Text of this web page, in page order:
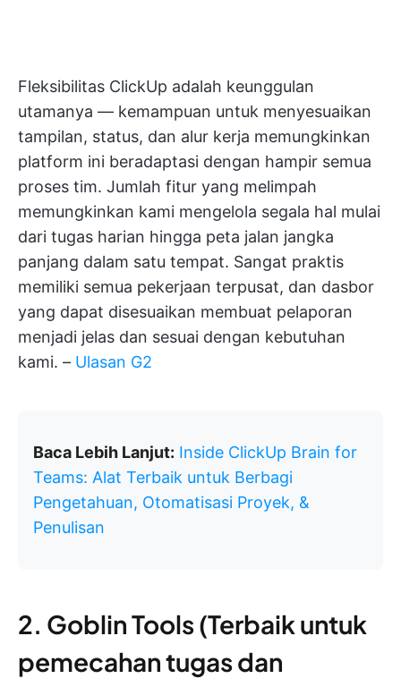
Fleksibilitas ClickUp adalah keunggulan
utamanya — kemampuan untuk menyesuaikan
tampilan, status, dan alur kerja memungkinkan
platform ini beradaptasi dengan hampir semua
proses tim. Jumlah fitur yang melimpah
memungkinkan kami mengelola segala hal mulai
dari tugas harian hingga peta jalan jangka
panjang dalam satu tempat. Sangat praktis
memiliki semua pekerjaan terpusat, dan dasbor
yang dapat disesuaikan membuat pelaporan
menjadi jelas dan sesuai dengan kebutuhan
kami. – Ulasan G2
Baca Lebih Lanjut: Inside ClickUp Brain for
Teams: Alat Terbaik untuk Berbagi
Pengetahuan, Otomatisasi Proyek, &
Penulisan
2. Goblin Tools (Terbaik untuk
pemecahan tugas dan